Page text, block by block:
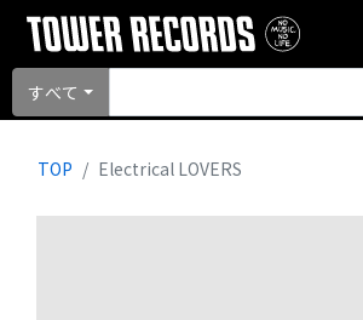
すべて
TOP Electrical LOVERS